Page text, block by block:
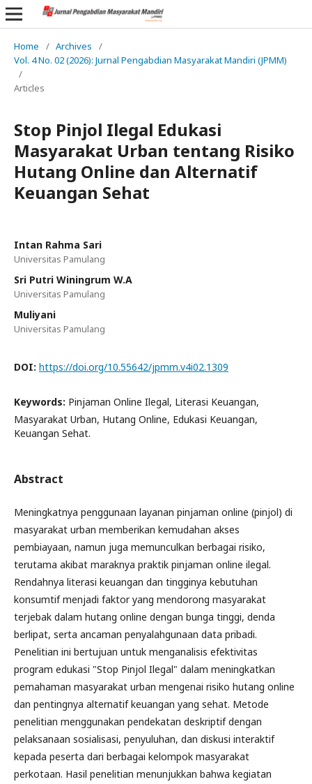
Home / Archives
/
Vol. 4 No. 02 (2026): Jurnal Pengabdian Masyarakat Mandiri (JPMM)
/
Articles
Stop Pinjol Ilegal Edukasi
Masyarakat Urban tentang Risiko
Hutang Online dan Alternatif
Keuangan Sehat
Intan Rahma Sari
Universitas Pamulang
Sri Putri Winingrum W.A
Universitas Pamulang
Muliyani
Universitas Pamulang
DOI: https://doi.org/10.55642/jpmm.v4i02.1309
Keywords: Pinjaman Online Ilegal, Literasi Keuangan,
Masyarakat Urban, Hutang Online, Edukasi Keuangan,
Keuangan Sehat.
Abstract
Meningkatnya penggunaan layanan pinjaman online (pinjol) di
masyarakat urban memberikan kemudahan akses
pembiayaan, namun juga memunculkan berbagai risiko,
terutama akibat maraknya praktik pinjaman online ilegal.
Rendahnya literasi keuangan dan tingginya kebutuhan
konsumtif menjadi faktor yang mendorong masyarakat
terjebak dalam hutang online dengan bunga tinggi, denda
berlipat, serta ancaman penyalahgunaan data pribadi.
Penelitian ini bertujuan untuk menganalisis efektivitas
program edukasi "Stop Pinjol Ilegal" dalam meningkatkan
pemahaman masyarakat urban mengenai risiko hutang online
dan pentingnya alternatif keuangan yang sehat. Metode
penelitian menggunakan pendekatan deskriptif dengan
pelaksanaan sosialisasi, penyuluhan, dan diskusi interaktif
kepada peserta dari berbagai kelompok masyarakat
perkotaan. Hasil penelitian menunjukkan bahwa kegiatan